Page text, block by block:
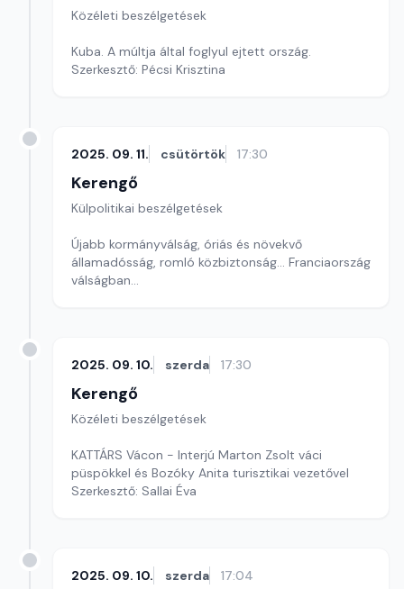
Közéleti beszélgetések
Kuba. A múltja által foglyul ejtett ország.
Szerkesztő: Pécsi Krisztina
2025. 09. 11. csütörtök 17:30
Kerengő
Külpolitikai beszélgetések
Újabb kormányválság, óriás és növekvő
államadósság, romló közbiztonság... Franciaország
válságban
2025. 09. 10. szerda 17:30
Kerengő
Közéleti beszélgetések
KATTÁRS Vácon - Interjú Marton Zsolt váci
püspökkel és Bozóky Anita turisztikai vezetővel
Szerkesztő: Sallai Éva
2025. 09. 10. szerda 17:04